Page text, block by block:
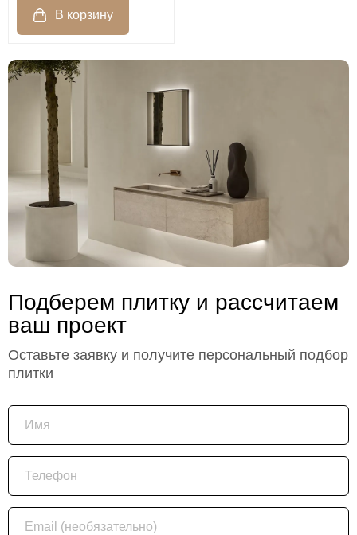
Подберем плитку и рассчитаем
ваш проект
Оставьте заявку и получите персональный подбор
плитки
Имя
Телефон
Email (необязательно)